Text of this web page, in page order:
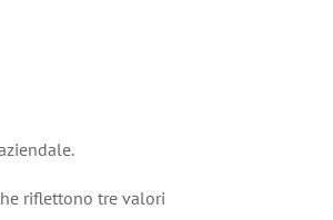
riflettono tre valori